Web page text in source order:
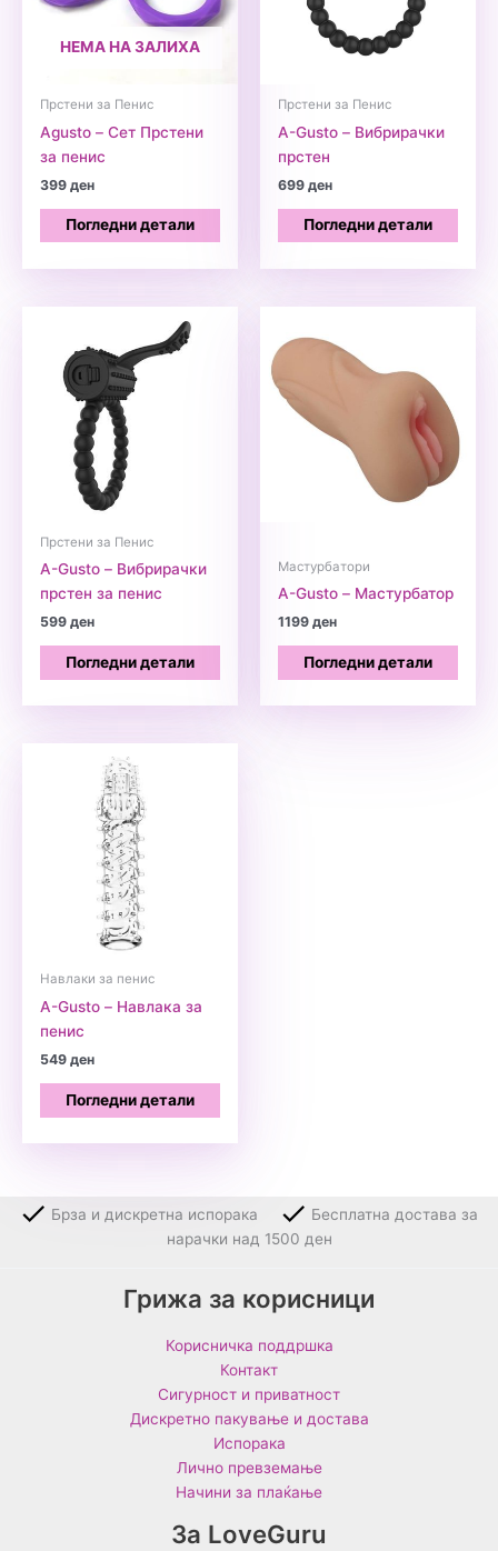
НЕМА НА ЗАЛИХА
Прстени за Пенис
Agusto – Сет Прстени
за пенис
399ден
Погледни детали
Прстени за Пенис
A-Gusto – Вибрирачки
прстен
699ден
Погледни детали
Прстени за Пенис
A-Gusto – Вибрирачки
прстен за пенис
599ден
Погледни детали
Мастурбатори
A-Gusto – Мастурбатор
1199ден
Погледни детали
Навлаки за пенис
A-Gusto – Навлака за
пенис
549ден
Погледни детали
Брза и дискретна испорака
Бесплатна достава за
нарачки над 1500 ден
Грижа за корисници
Корисничка поддршка
Контакт
Сигурност и приватност
Дискретно пакување и достава
Испорака
Лично превземање
Начини за плаќање
За LoveGuru